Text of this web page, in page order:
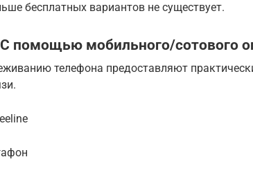
бесплатных вариантов не существует.
помощью мобильного/сотового
телефона предоставляют